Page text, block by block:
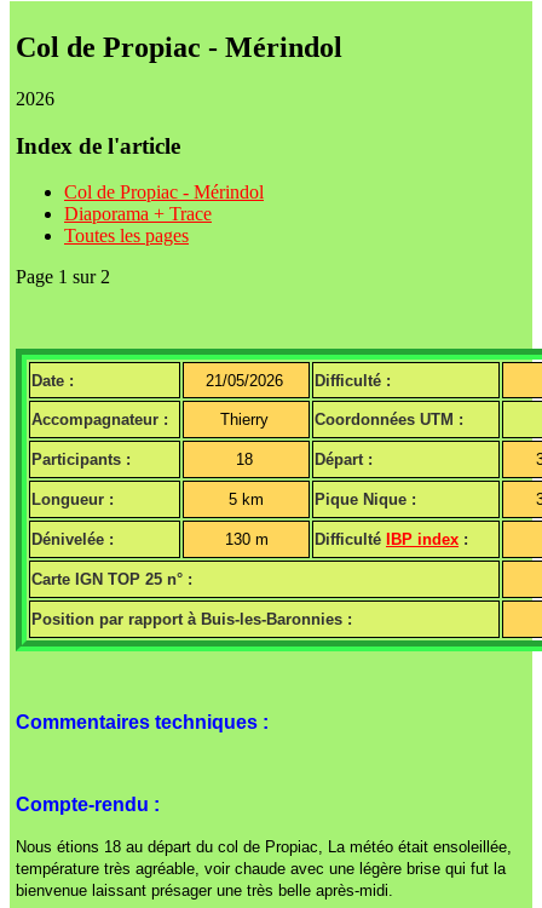
Col de Propiac - Mérindol
2026
Index de l'article
Col de Propiac - Mérindol
Diaporama + Trace
Toutes les pages
Page 1 sur 2
Date : 21/05/2026 Difficulté :
Accompagnateur : Thierry Coordonnées UTM :
Participants : 18 Départ :
Longueur : 5 km Pique Nique :
Dénivelée : 130 m Difficulté IBP index :
Carte IGN TOP 25 n° :
Position par rapport à Buis-les-Baronnies :
Commentaires techniques :
Compte-rendu :
Nous étions 18 au départ du col de Propiac, La météo était ensoleillée,
température très agréable, voir chaude avec une légère brise qui fut la
bienvenue laissant présager une très belle après-midi.